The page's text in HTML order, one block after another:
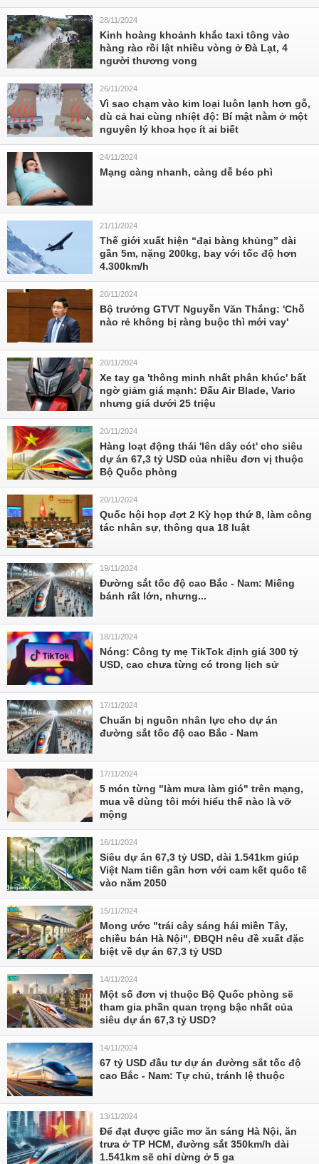
28/11/2024
Kinh hoàng khoảnh khắc taxi tông vào
hàng rào rồi lật nhiều vòng ở Đà Lạt, 4
người thương vong
26/11/2024
Vì sao chạm vào kim loại luôn lạnh hơn gỗ,
dù cả hai cùng nhiệt độ: Bí mật nằm ở một
nguyên lý khoa học ít ai biết
24/11/2024
Mạng càng nhanh, càng dễ béo phì
21/11/2024
Thế giới xuất hiện “đại bàng khủng” dài
gần 5m, nặng 200kg, bay với tốc độ hơn
4.300km/h
20/11/2024
Bộ trưởng GTVT Nguyễn Văn Thắng: 'Chỗ
nào rẻ không bị ràng buộc thì mới vay'
20/11/2024
Xe tay ga 'thông minh nhất phân khúc' bất
ngờ giảm giá mạnh: Đấu Air Blade, Vario
nhưng giá dưới 25 triệu
20/11/2024
Hàng loạt động thái 'lên dây cót' cho siêu
dự án 67,3 tỷ USD của nhiều đơn vị thuộc
Bộ Quốc phòng
20/11/2024
Quốc hội họp đợt 2 Kỳ họp thứ 8, làm công
tác nhân sự, thông qua 18 luật
19/11/2024
Đường sắt tốc độ cao Bắc - Nam: Miếng
bánh rất lớn, nhưng...
18/11/2024
Nóng: Công ty mẹ TikTok định giá 300 tỷ
USD, cao chưa từng có trong lịch sử
17/11/2024
Chuẩn bị nguồn nhân lực cho dự án
đường sắt tốc độ cao Bắc - Nam
17/11/2024
5 món từng "làm mưa làm gió" trên mạng,
mua về dùng tôi mới hiểu thế nào là vỡ
mộng
16/11/2024
Siêu dự án 67,3 tỷ USD, dài 1.541km giúp
Việt Nam tiến gần hơn với cam kết quốc tế
vào năm 2050
15/11/2024
Mong ước "trái cây sáng hái miền Tây,
chiều bán Hà Nội", ĐBQH nêu đề xuất đặc
biệt về dự án 67,3 tỷ USD
14/11/2024
Một số đơn vị thuộc Bộ Quốc phòng sẽ
tham gia phần quan trọng bậc nhất của
siêu dự án 67,3 tỷ USD?
14/11/2024
67 tỷ USD đầu tư dự án đường sắt tốc độ
cao Bắc - Nam: Tự chủ, tránh lệ thuộc
13/11/2024
Để đạt được giấc mơ ăn sáng Hà Nội, ăn
trưa ở TP HCM, đường sắt 350km/h dài
1.541km sẽ chỉ dừng ở 5 ga